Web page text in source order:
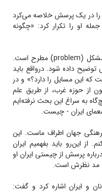
را در یک پرسش خلاصه می‌کرد
او را تکرار کرد: «چگونه
او تاکید داشت که: «ایران به‌عنوان یک مشکل (problem) مطرح است.
داده شود. درواقع باید
این مسایل را دارد؟» و در
از حوزه غرب، از طریق علم
به سراغ این بحث نرفته‌ایم
ایران - چیست.
جهان اطراف ماست. این
از این‌رو باید بفهمیم ایران
پرسش از چیستی ایران او
مد نظرش است.
و ایران اشاره کرد و گفت: